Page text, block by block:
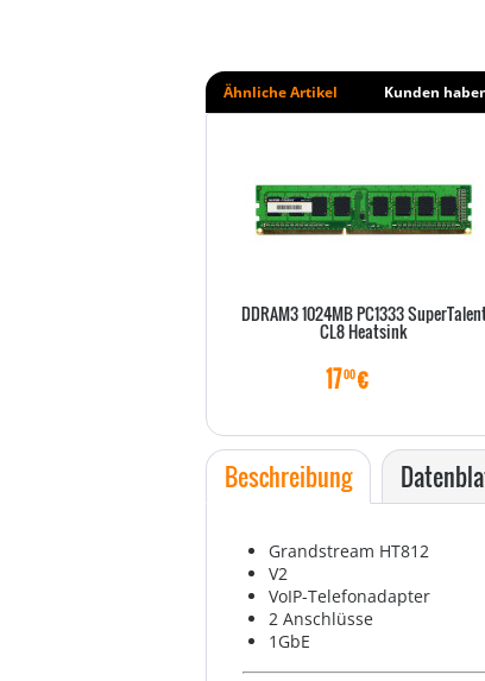
Ähnliche Artikel Kunden
DDRAM3 1024MB PC1333
CL8 Heatsink
1700€
Beschreibung
Grandstream HT812
V2
VoIP-Telefonadapter
2 Anschlüsse
1GbE